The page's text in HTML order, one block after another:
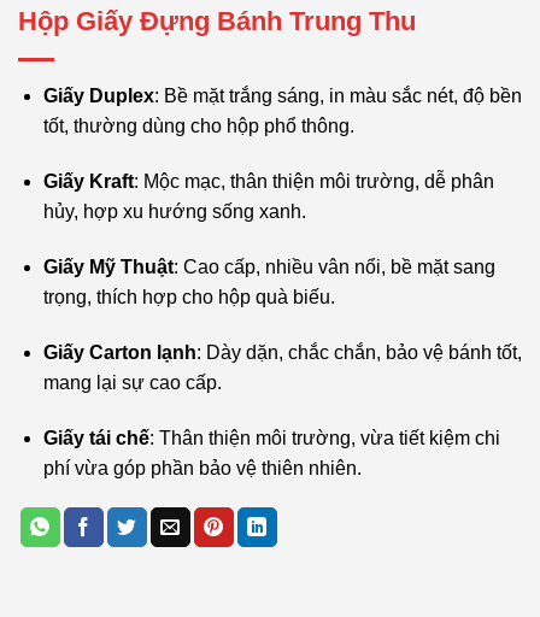
Hộp Giấy Đựng Bánh Trung Thu
Giấy Duplex: Bề mặt trắng sáng, in màu sắc nét, độ bền
tốt, thường dùng cho hộp phổ thông.
Giấy Kraft: Mộc mạc, thân thiện môi trường, dễ phân
hủy, hợp xu hướng sống xanh.
Giấy Mỹ Thuật: Cao cấp, nhiều vân nổi, bề mặt sang
trọng, thích hợp cho hộp quà biếu.
Giấy Carton lạnh: Dày dặn, chắc chắn, bảo vệ bánh tốt,
mang lại sự cao cấp.
Giấy tái chế: Thân thiện môi trường, vừa tiết kiệm chi
phí vừa góp phần bảo vệ thiên nhiên.